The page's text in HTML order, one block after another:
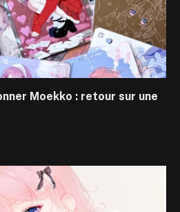
Moekko : retour sur une